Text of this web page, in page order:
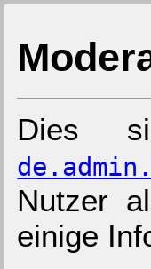
Dies
Nutzer
einige